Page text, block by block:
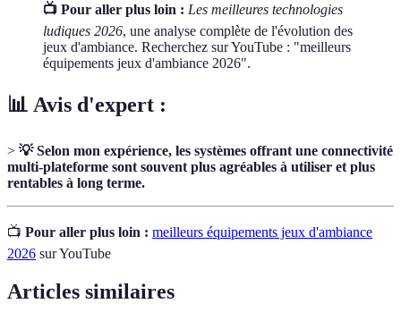
📺 Pour aller plus loin : Les meilleures technologies
ludiques 2026, une analyse complète de l'évolution des
jeux d'ambiance. Recherchez sur YouTube : "meilleurs
équipements jeux d'ambiance 2026".
📊 Avis d'expert :
> 💡 Selon mon expérience, les systèmes offrant une connectivité
multi-plateforme sont souvent plus agréables à utiliser et plus
rentables à long terme.
📺 Pour aller plus loin : meilleurs équipements jeux d'ambiance
2026 sur YouTube
Articles similaires